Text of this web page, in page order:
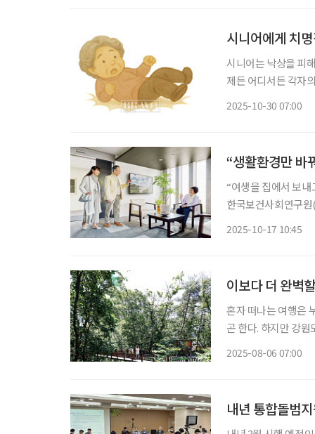
시니어에게 치
시니어는 낙상을 피
제든 어디서든 각자
2025-10-30 07:00
“생활환경만 바
“여생을 집에서 보
한국보건사회연구
2025-10-17 10:45
이보다 더 완벽
혼자 떠나는 여행은
곤 한다. 하지만 강원도
2025-08-06 07:00
내년 통합돌범